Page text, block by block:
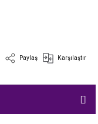
Paylaş Karşılaştır